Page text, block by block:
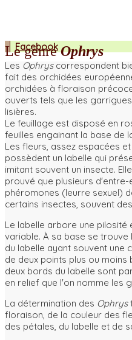
Facebook
Le genreOphrys
Les Ophryscorrespondent
fait des orchidées
orchidées à floraison
ouverts tels que les
lisières.
Le feuillage est disposé en
feuilles engainant la base de
Les fleurs, assez espacées
possèdent un labelle qui
imitant souvent un insecte.
prouvé que plusieurs
phéromones (leurre sexuel)
certains insectes, souvent
Le labelle arbore une pilosité
variable. À sa base se
du labelle ayant souvent
de deux points plus ou
deux bords du labelle sont
en relief que l'on nomme les
La détermination des Ophrys
floraison, de la couleur des
des pétales, du labelle et de